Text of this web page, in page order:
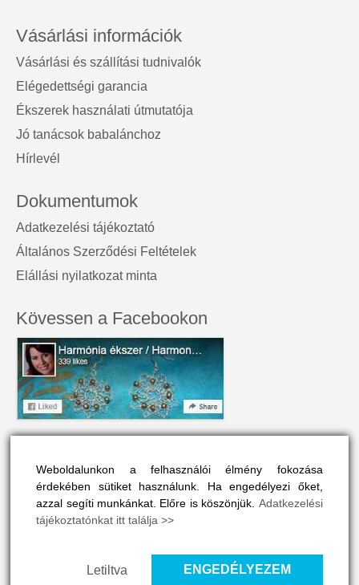
Vásárlási információk
Vásárlási és szállítási tudnivalók
Elégedettségi garancia
Ékszerek használati útmutatója
Jó tanácsok babalánchoz
Hírlevél
Dokumentumok
Adatkezelési tájékoztató
Általános Szerződési Feltételek
Elállási nyilatkozat minta
Kövessen a Facebookon
A Harmónia Ékszer az egyéniség szépségét tükrözi.
Olyan színes és vonzó, mint a viselője maga.
A honlapon drágakövek, ásványok és gyógyító kövek vélt
Weboldalunkon a felhasználói élmény fokozása
érdekében sütiket használunk. Ha engedélyezi őket,
azzal segíti munkánkat. Előre is köszönjük. Adatkezelési
tájékoztatónkat itt találja >>
ENGEDÉLYEZEM
Letiltva